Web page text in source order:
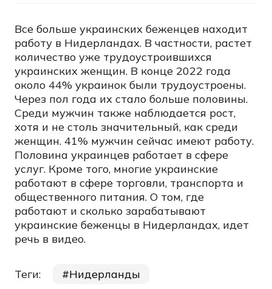
Все больше украинских беженцев находит
работу в Нидерландах. В частности, растет
количество уже трудоустроившихся
украинских женщин. В конце 2022 года
около 44% украинок были трудоустроены.
Через пол года их стало больше половины.
Среди мужчин также наблюдается рост,
хотя и не столь значительный, как среди
женщин. 41% мужчин сейчас имеют работу.
Половина украинцев работает в сфере
услуг. Кроме того, многие украинские
работают в сфере торговли, транспорта и
общественного питания. О том, где
работают и сколько зарабатывают
украинские беженцы в Нидерландах, идет
речь в видео.
Теги: Нидерланды